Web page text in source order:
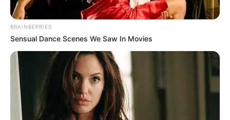
BRAINBERRIES
Sensual Dance Scenes We Saw In Movies